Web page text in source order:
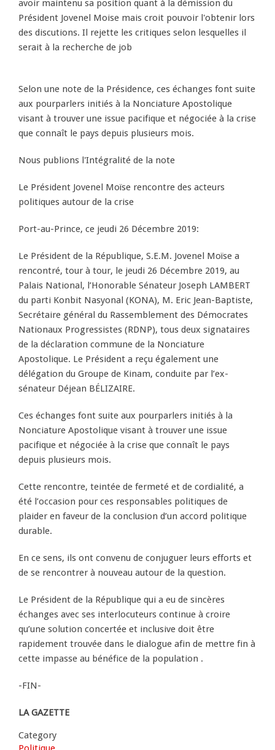
avoir maintenu sa position quant à la démission du
Président Jovenel Moise mais croit pouvoir l'obtenir lors
des discutions. Il rejette les critiques selon lesquelles il
serait à la recherche de job
Selon une note de la Présidence, ces échanges font suite
aux pourparlers initiés à la Nonciature Apostolique
visant à trouver une issue pacifique et négociée à la crise
que connaît le pays depuis plusieurs mois.
Nous publions l'Intégralité de la note
Le Président Jovenel Moïse rencontre des acteurs
politiques autour de la crise
Port-au-Prince, ce jeudi 26 Décembre 2019:
Le Président de la République, S.E.M. Jovenel Moïse a
rencontré, tour à tour, le jeudi 26 Décembre 2019, au
Palais National, l’Honorable Sénateur Joseph LAMBERT
du parti Konbit Nasyonal (KONA), M. Eric Jean-Baptiste,
Secrétaire général du Rassemblement des Démocrates
Nationaux Progressistes (RDNP), tous deux signataires
de la déclaration commune de la Nonciature
Apostolique. Le Président a reçu également une
délégation du Groupe de Kinam, conduite par l’ex-
sénateur Déjean BÉLIZAIRE.
Ces échanges font suite aux pourparlers initiés à la
Nonciature Apostolique visant à trouver une issue
pacifique et négociée à la crise que connaît le pays
depuis plusieurs mois.
Cette rencontre, teintée de fermeté et de cordialité, a
été l’occasion pour ces responsables politiques de
plaider en faveur de la conclusion d’un accord politique
durable.
En ce sens, ils ont convenu de conjuguer leurs efforts et
de se rencontrer à nouveau autour de la question.
Le Président de la République qui a eu de sincères
échanges avec ses interlocuteurs continue à croire
qu’une solution concertée et inclusive doit être
rapidement trouvée dans le dialogue afin de mettre fin à
cette impasse au bénéfice de la population .
-FIN-
LA GAZETTE
Category